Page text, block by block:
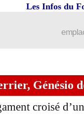
Les Infos du
Génésio
croisé
grâce à Reus
signer
3,2 M€